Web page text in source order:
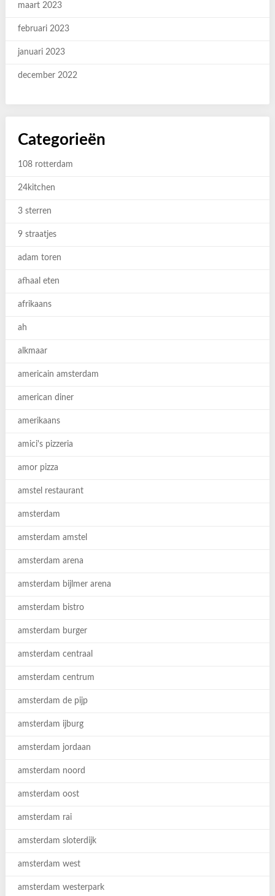
maart 2023
februari 2023
januari 2023
december 2022
Categorieën
108 rotterdam
24kitchen
3 sterren
9 straatjes
adam toren
afhaal eten
afrikaans
ah
alkmaar
americain amsterdam
american diner
amerikaans
amici's pizzeria
amor pizza
amstel restaurant
amsterdam
amsterdam amstel
amsterdam arena
amsterdam bijlmer arena
amsterdam bistro
amsterdam burger
amsterdam centraal
amsterdam centrum
amsterdam de pijp
amsterdam ijburg
amsterdam jordaan
amsterdam noord
amsterdam oost
amsterdam rai
amsterdam sloterdijk
amsterdam west
amsterdam westerpark